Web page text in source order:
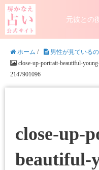
元彼との
ホーム / 男性が見ている
close-up-portrait-beautiful-
2147901096
close-up-
beautiful-